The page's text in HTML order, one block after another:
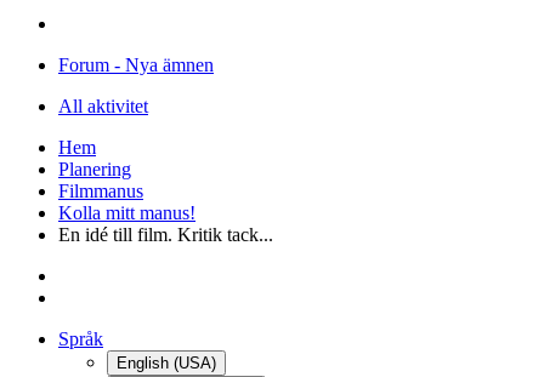
Forum - Nya ämnen
All aktivitet
Hem
Planering
Filmmanus
Kolla mitt manus!
En idé till film. Kritik tack...
Språk
English (USA)